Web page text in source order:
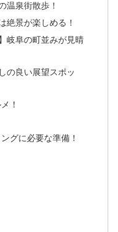
温泉街散歩！
絶景が楽しめる！
岐阜の町並みが見晴
の良い展望スポッ
！
グに必要な準備！